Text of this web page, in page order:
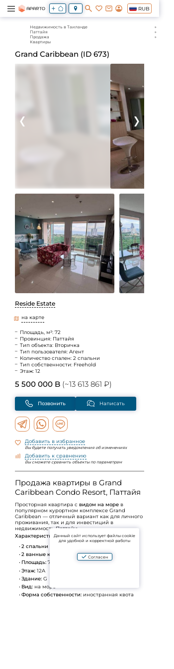
RUB
Недвижимость в Таиланде
Паттайя
Продажа
Квартиры
Grand Caribbean (ID 673)
Reside Estate
на карте
Площадь, м²: 72
Провинция: Паттайя
Тип объекта: Вторичка
Тип пользователя: Агент
Количество спален: 2 спальни
Тип собственности: Freehold
Этаж: 12
5 500 000 B (~13 613 861 ₽)
Позвонить Написать
Добавить в избранное
Вы будете получать уведомления об изменениях
Добавить к сравнению
Вы сможете сравнить объекты по параметрам
Продажа квартиры в Grand
Caribbean Condo Resort, Паттайя
Просторная квартира с видом на море в
популярном курортном комплексе Grand
Caribbean — отличный вариант как для личного
проживания, так и для инвестиций в
недвижимость Паттайи.
Характеристики объекта:
2 спальни
2 ванные комнаты
Площадь: 72 м²
Этаж: 12A
Здание: G
Вид: на море
Форма собственности: иностранная квота
Данный сайт использует файлы cookie
для удобной и корректной работы
Согласен